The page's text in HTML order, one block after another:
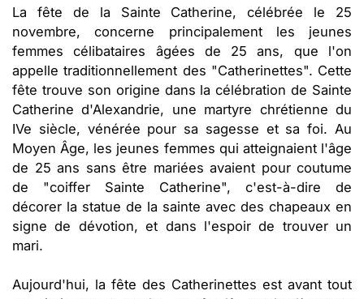
La fête de la Sainte Catherine, célébrée le 25
novembre, concerne principalement les jeunes
femmes célibataires âgées de 25 ans, que l'on
appelle traditionnellement des "Catherinettes". Cette
fête trouve son origine dans la célébration de Sainte
Catherine d'Alexandrie, une martyre chrétienne du
IVe siècle, vénérée pour sa sagesse et sa foi. Au
Moyen Âge, les jeunes femmes qui atteignaient l'âge
de 25 ans sans être mariées avaient pour coutume
de "coiffer Sainte Catherine", c'est-à-dire de
décorer la statue de la sainte avec des chapeaux en
signe de dévotion, et dans l'espoir de trouver un
mari.
Aujourd'hui, la fête des Catherinettes est avant tout